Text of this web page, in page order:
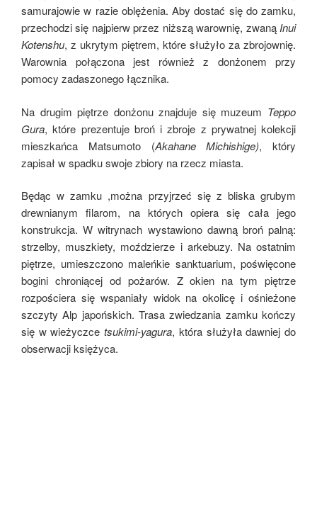
samurajowie w razie oblężenia. Aby dostać się do zamku,
przechodzi się najpierw przez niższą warownię, zwanąInui
Kotenshu, z ukrytym piętrem, które służyło za zbrojownię.
Warownia połączona jest również z donżonem przy
pomocy zadaszonego łącznika.
Na drugim piętrze donżonu znajduje się muzeum Teppo
Gura, które prezentuje broń i zbroje z prywatnej kolekcji
mieszkańca Matsumoto (Akahane Michishige), który
zapisał w spadku swoje zbiory na rzecz miasta.
Będąc w zamku ,można przyjrzeć się z bliska grubym
drewnianym filarom, na których opiera się cała jego
konstrukcja. W witrynach wystawiono dawną broń palną:
strzelby, muszkiety, moździerze i arkebuzy. Na ostatnim
piętrze, umieszczono maleńkie sanktuarium, poświęcone
bogini chroniącej od pożarów. Z okien na tym piętrze
rozpościera się wspaniały widok na okolicę i ośnieżone
szczyty Alp japońskich. Trasa zwiedzania zamku kończy
się w wieżyczcetsukimi-yagura, która służyła dawniej do
obserwacji księżyca.